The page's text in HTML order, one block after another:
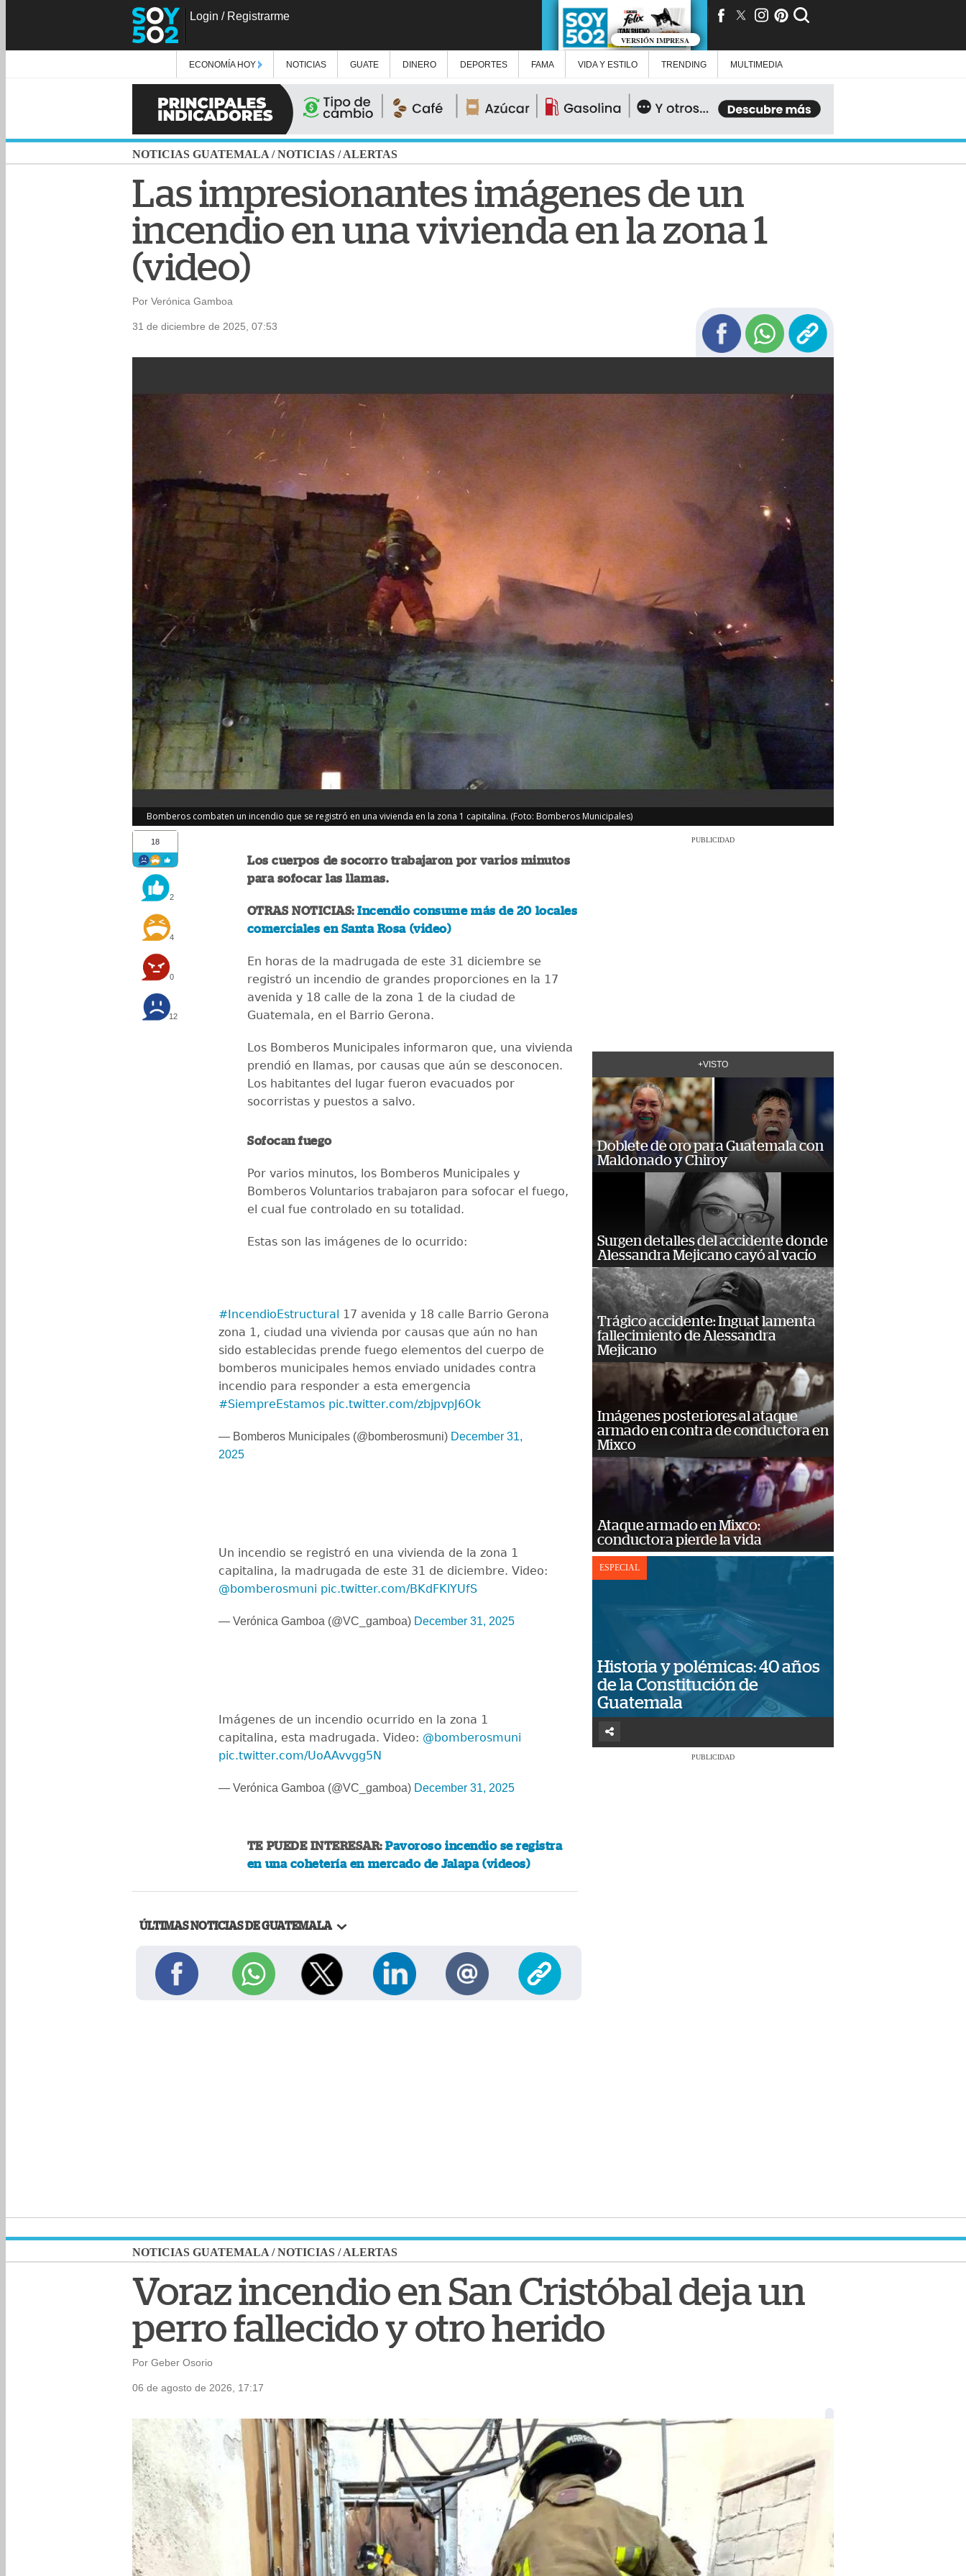
Login / Registrarme
VERSIÓN IMPRESA
ECONOMÍA HOY NOTICIAS GUATE DINERO DEPORTES FAMA VIDA Y ESTILO TRENDING MULTIMEDIA
NOTICIAS GUATEMALA /NOTICIAS /ALERTAS
Las impresionantes imágenes de un
incendio en una vivienda en la zona 1
(video)
Por Verónica Gamboa
31 de diciembre de 2025, 07:53
Bomberos combaten un incendio que se registró en una vivienda en la zona 1 capitalina. (Foto: Bomberos Municipales)
18
2
4
0
12
Los cuerpos de socorro trabajaron por varios minutos
para sofocar las llamas.
OTRAS NOTICIAS:Incendio consume más de 20 locales
comerciales en Santa Rosa (video)
En horas de la madrugada de este 31 diciembre se
registró un incendio de grandes proporciones en la 17
avenida y 18 calle de la zona 1 de la ciudad de
Guatemala, en el Barrio Gerona.
Los Bomberos Municipales informaron que, una vivienda
prendió en llamas, por causas que aún se desconocen.
Los habitantes del lugar fueron evacuados por
socorristas y puestos a salvo.
Sofocan fuego
Por varios minutos, los Bomberos Municipales y
Bomberos Voluntarios trabajaron para sofocar el fuego,
el cual fue controlado en su totalidad.
Estas son las imágenes de lo ocurrido:
#IncendioEstructural 17 avenida y 18 calle Barrio Gerona
zona 1, ciudad una vivienda por causas que aún no han
sido establecidas prende fuego elementos del cuerpo de
bomberos municipales hemos enviado unidades contra
incendio para responder a esta emergencia
#SiempreEstamos pic.twitter.com/zbjpvpJ6Ok
— Bomberos Municipales (@bomberosmuni) December 31,
2025
Un incendio se registró en una vivienda de la zona 1
capitalina, la madrugada de este 31 de diciembre. Video:
@bomberosmuni pic.twitter.com/BKdFKlYUfS
— Verónica Gamboa (@VC_gamboa) December 31, 2025
Imágenes de un incendio ocurrido en la zona 1
capitalina, esta madrugada. Video: @bomberosmuni
pic.twitter.com/UoAAvvgg5N
— Verónica Gamboa (@VC_gamboa) December 31, 2025
TE PUEDE INTERESAR:Pavoroso incendio se registra
en una cohetería en mercado de Jalapa (videos)
ÚLTIMAS NOTICIAS DE GUATEMALA
PUBLICIDAD
+VISTO
Doblete de oro para Guatemala con
Maldonado y Chiroy
Surgen detalles del accidente donde
Alessandra Mejicano cayó al vacío
Trágico accidente: Inguat lamenta
fallecimiento de Alessandra
Mejicano
Imágenes posteriores al ataque
armado en contra de conductora en
Mixco
Ataque armado en Mixco:
conductora pierde la vida
ESPECIAL
Historia y polémicas: 40 años
de la Constitución de
Guatemala
PUBLICIDAD
NOTICIAS GUATEMALA /NOTICIAS /ALERTAS
Voraz incendio en San Cristóbal deja un
perro fallecido y otro herido
Por Geber Osorio
06 de agosto de 2026, 17:17